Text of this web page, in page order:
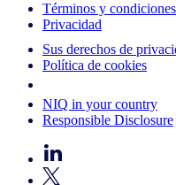
Términos y condiciones
Privacidad
Sus derechos de
Política de cookies
NIQ in your country
Responsible Disclosure